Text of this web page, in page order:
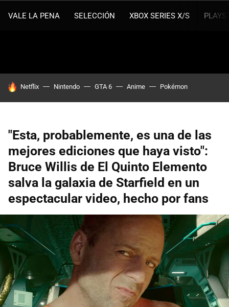
VALE LA PENA SELECCIÓN XBOX SERIES X/S
HOY SE HABLA DE
Netflix Nintendo GTA 6 Anime Pokémon
"Esta, probablemente, es una de las
mejores ediciones que haya visto":
Bruce Willis de El Quinto Elemento
salva la galaxia de Starfield en un
espectacular video, hecho por fans